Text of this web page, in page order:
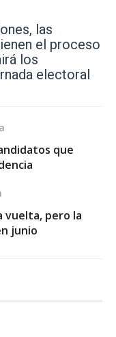
las
el proceso
los
electoral
que
vuelta, pero la
junio